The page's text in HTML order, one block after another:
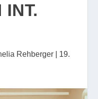
INT.
Rehberger
19.